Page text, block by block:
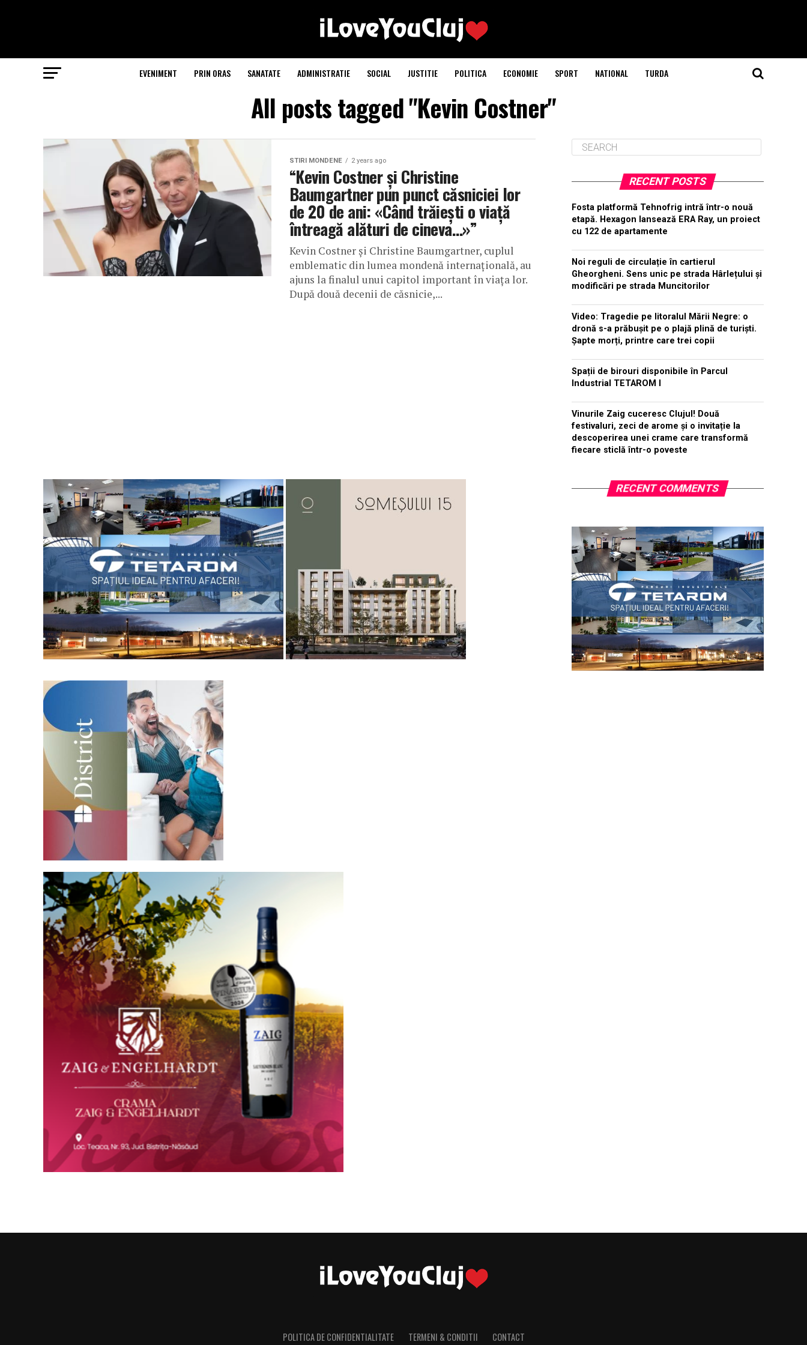
EVENIMENT PRIN ORAS SANATATE ADMINISTRATIE SOCIAL JUSTITIE POLITICA ECONOMIE SPORT NATIONAL TURDA
All posts tagged "Kevin Costner"
STIRI MONDENE 2 years ago
“Kevin Costner și Christine
Baumgartner pun punct căsniciei lor
de 20 de ani: «Când trăiești o viață
întreagă alături de cineva…»”
Kevin Costner și Christine Baumgartner, cuplul
emblematic din lumea mondenă internațională, au
ajuns la finalul unui capitol important în viața lor.
După două decenii de căsnicie,...
RECENT POSTS
Fosta platformă Tehnofrig intră într-o nouă
etapă. Hexagon lansează ERA Ray, un proiect
cu 122 de apartamente
Noi reguli de circulație în cartierul
Gheorgheni. Sens unic pe strada Hârlețului și
modificări pe strada Muncitorilor
Video: Tragedie pe litoralul Mării Negre: o
dronă s-a prăbușit pe o plajă plină de turiști.
Șapte morți, printre care trei copii
Spații de birouri disponibile în Parcul
Industrial TETAROM I
Vinurile Zaig cuceresc Clujul! Două
festivaluri, zeci de arome și o invitație la
descoperirea unei crame care transformă
fiecare sticlă într-o poveste
RECENT COMMENTS
POLITICA DE CONFIDENTIALITATE TERMENI & CONDITII CONTACT